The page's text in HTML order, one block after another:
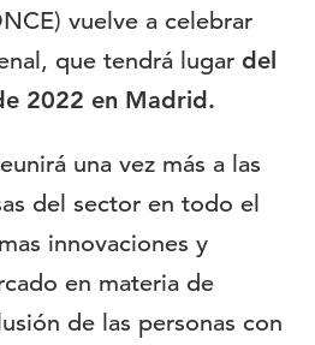
vuelve a celebrar
que tendrá lugar del
2022 en Madrid.
una vez más a las
del sector en todo el
innovaciones y
en materia de
de las personas con